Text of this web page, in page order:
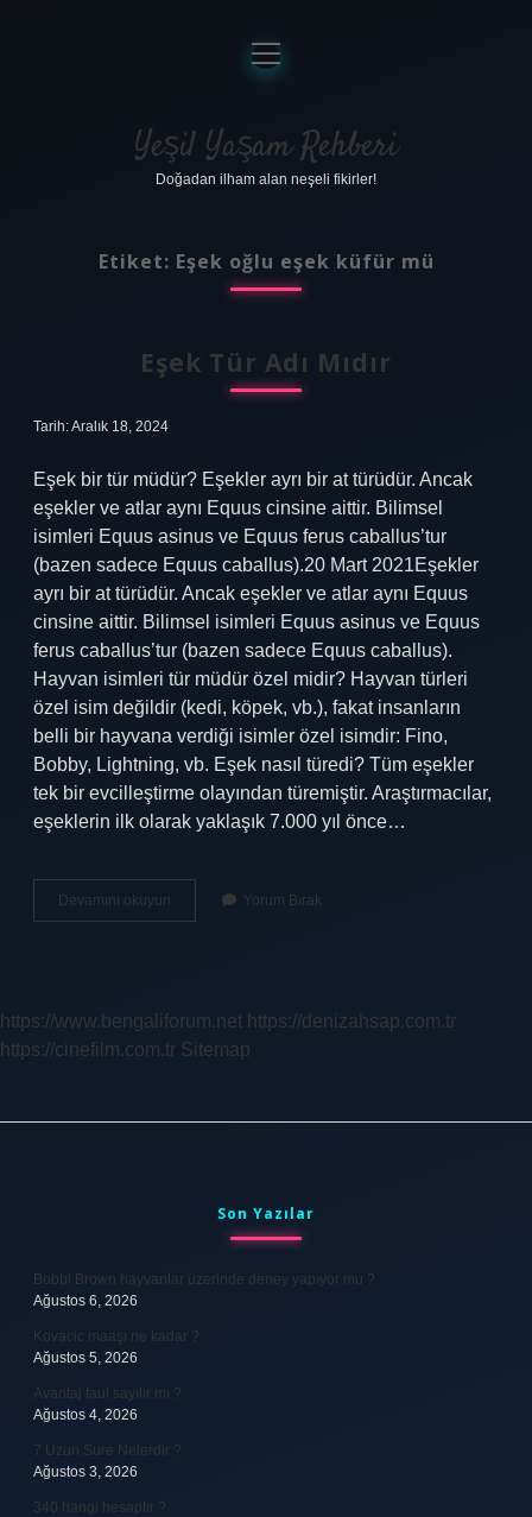
Anasayfa
Gizlilik Politikası
Yasal Uyarı
menüyü
aç
Yeşil Yaşam Rehberi
Doğadan ilham alan neşeli fikirler!
Etiket: Eşek oğlu eşek küfür mü
Eşek Tür Adı Mıdır
Tarih: Aralık 18, 2024
Eşek bir tür müdür? Eşekler ayrı bir at türüdür. Ancak
eşekler ve atlar aynı Equus cinsine aittir. Bilimsel
isimleri Equus asinus ve Equus ferus caballus’tur
(bazen sadece Equus caballus).20 Mart 2021Eşekler
ayrı bir at türüdür. Ancak eşekler ve atlar aynı Equus
cinsine aittir. Bilimsel isimleri Equus asinus ve Equus
ferus caballus’tur (bazen sadece Equus caballus).
Hayvan isimleri tür müdür özel midir? Hayvan türleri
özel isim değildir (kedi, köpek, vb.), fakat insanların
belli bir hayvana verdiği isimler özel isimdir: Fino,
Bobby, Lightning, vb. Eşek nasıl türedi? Tüm eşekler
tek bir evcilleştirme olayından türemiştir. Araştırmacılar,
eşeklerin ilk olarak yaklaşık 7.000 yıl önce…
Devamını okuyun
Tür
Yorum Bırak
https://www.bengaliforum.net https://denizahsap.com.tr
https://cinefilm.com.tr Sitemap
Son Yazılar
Bobbi Brown hayvanlar üzerinde deney yapıyor mu ?
Ağustos 6, 2026
Kovacic maaşı ne kadar ?
Ağustos 5, 2026
Avantaj faul sayılır mı ?
Ağustos 4, 2026
7 Uzun Sure Nelerdir ?
Ağustos 3, 2026
340 hangi hesaptır ?